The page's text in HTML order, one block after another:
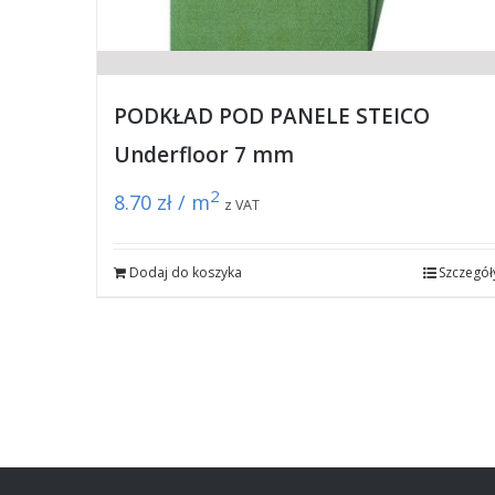
PODKŁAD POD PANELE STEICO
Underfloor 7 mm
8.70 zł / m2 z VAT
Dodaj do koszyka